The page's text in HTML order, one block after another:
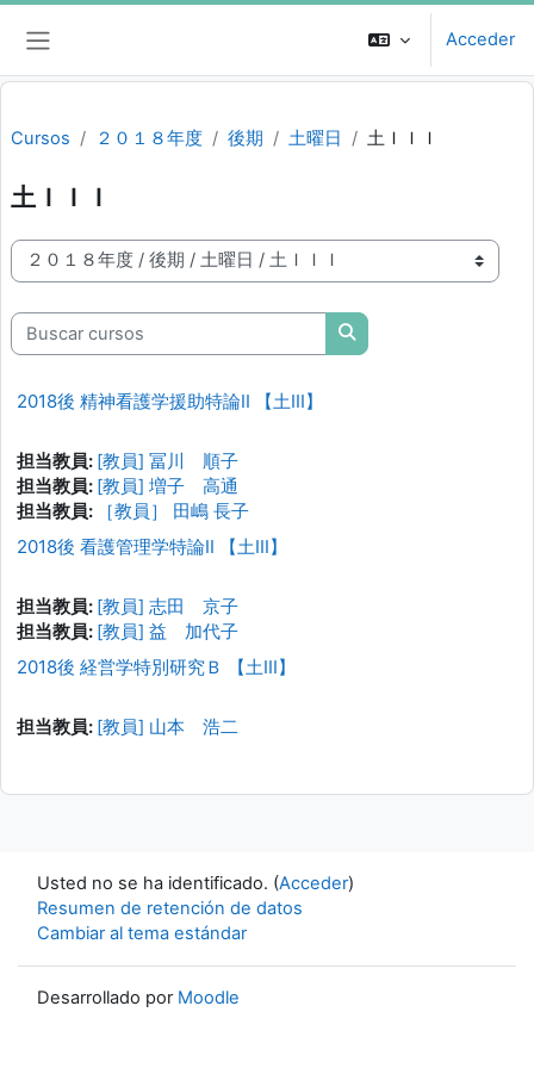
Salta al contenido principal
Acceder
Cursos ２０１８年度 後期 土曜日 土ＩＩＩ
土ＩＩＩ
Categorías
Buscar cursos
Buscar cursos
2018後 精神看護学援助特論II 【土III】
担当教員: [教員] 冨川 順子
担当教員: [教員] 増子 高通
担当教員:
［教員］ 田嶋 長子
2018後 看護管理学特論II 【土III】
担当教員: [教員] 志田 京子
担当教員: [教員] 益 加代子
2018後 経営学特別研究Ｂ 【土III】
担当教員: [教員] 山本 浩二
Usted no se ha identificado. (Acceder)
Resumen de retención de datos
Cambiar al tema estándar
Desarrollado por Moodle